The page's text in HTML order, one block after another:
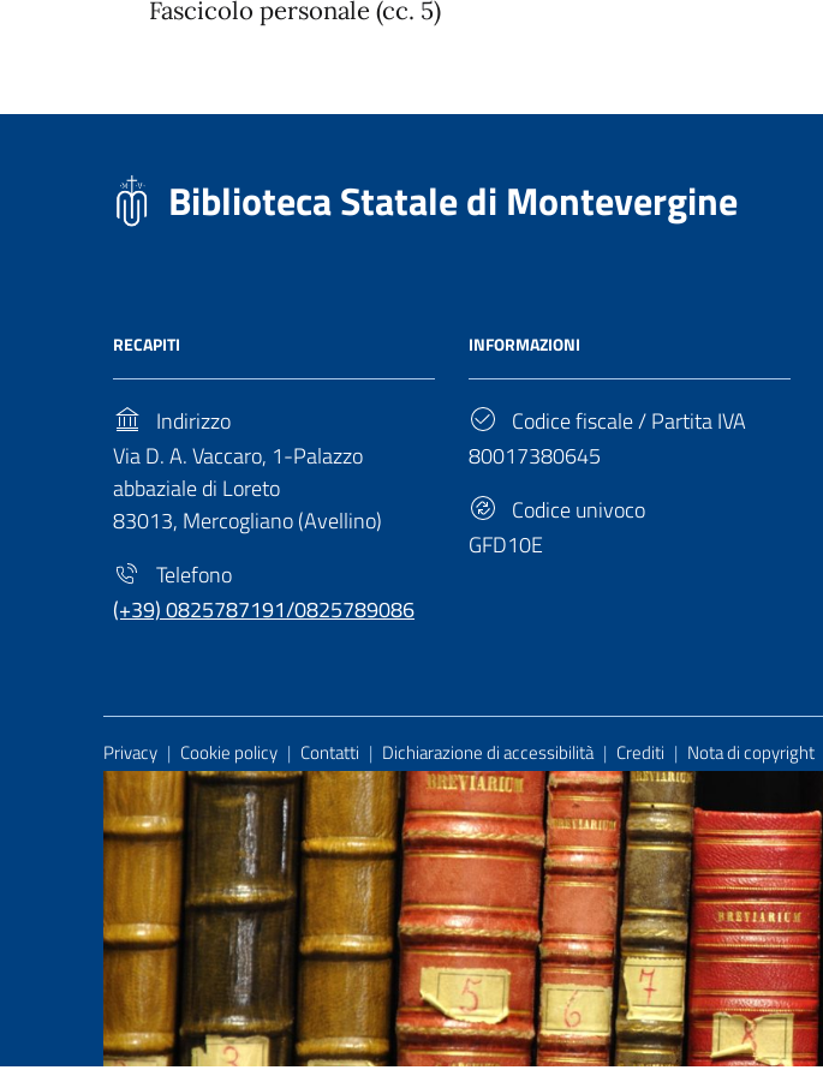
Fascicolo personale (cc. 5)
Biblioteca Statale di Montevergine
RECAPITI
Indirizzo
Via D. A. Vaccaro, 1-Palazzo
abbaziale di Loreto
83013, Mercogliano (Avellino)
Telefono
(+39) 0825787191/0825789086
INFORMAZIONI
Codice fiscale / Partita IVA
80017380645
Codice univoco
GFD10E
Useful Links Section
Privacy | Cookie policy | Contatti | Dichiarazione di accessibilità | Crediti | Nota di copyright